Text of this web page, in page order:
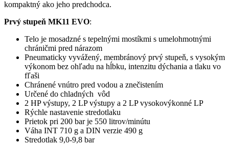
kompaktný ako jeho predchodca.
Prvý stupeň MK11 EVO:
Telo je mosadzné s tepelnými mostíkmi s umelohmotnými
chráničmi pred nárazom
Pneumaticky vyvážený, membránový prvý stupeň, s vysokým
výkonom bez ohľadu na hĺbku, intenzitu dýchania a tlaku vo
fľaši
Chránené vnútro pred vodou a znečistením
Určené do chladných vôd
2 HP výstupy, 2 LP výstupy a 2 LP vysokovýkonné LP
Rýchle nastavenie stredotlaku
Prietok pri 200 bar je 550 litrov/minútu
Váha INT 710 g a DIN verzie 490 g
Stredotlak 9,0-9,8 bar